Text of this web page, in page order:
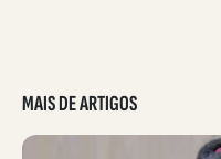
MAIS DE ARTIGOS